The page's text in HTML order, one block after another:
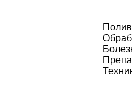
Полив